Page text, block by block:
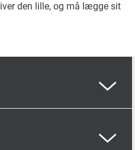
den lille, og må lægge sit